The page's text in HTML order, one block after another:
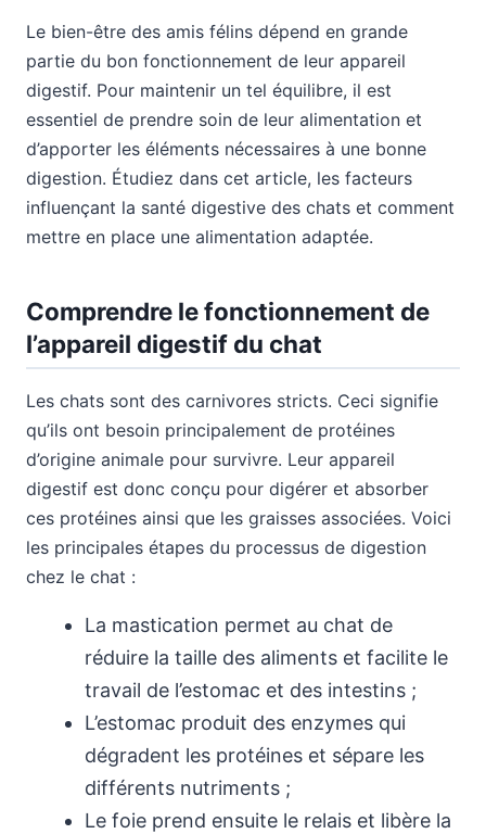
Le bien-être des amis félins dépend en grande
partie du bon fonctionnement de leur appareil
digestif. Pour maintenir un tel équilibre, il est
essentiel de prendre soin de leur alimentation et
d’apporter les éléments nécessaires à une bonne
digestion. Étudiez dans cet article, les facteurs
influençant la santé digestive des chats et comment
mettre en place une alimentation adaptée.
Comprendre le fonctionnement de
l’appareil digestif du chat
Les chats sont des carnivores stricts. Ceci signifie
qu’ils ont besoin principalement de protéines
d’origine animale pour survivre. Leur appareil
digestif est donc conçu pour digérer et absorber
ces protéines ainsi que les graisses associées. Voici
les principales étapes du processus de digestion
chez le chat :
La mastication permet au chat de
réduire la taille des aliments et facilite le
travail de l’estomac et des intestins ;
L’estomac produit des enzymes qui
dégradent les protéines et sépare les
différents nutriments ;
Le foie prend ensuite le relais et libère la